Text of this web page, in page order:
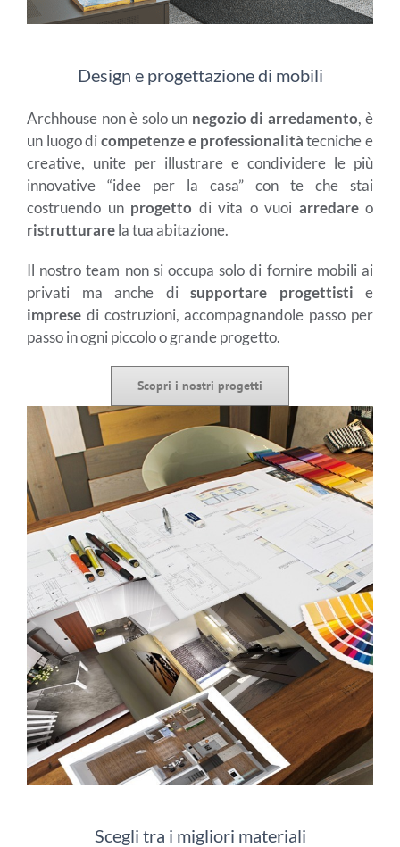
Design e progettazione di mobili
Archhouse non è solo un negozio di arredamento, è
un luogo dicompetenze e professionalitàtecniche e
creative, unite per illustrare e condividere le più
innovative “idee per la casa” con te che stai
costruendo un progetto di vita o vuoi arredareo
ristrutturarela tua abitazione.
Il nostro team non si occupa solo di fornire mobili ai
privati ma anche di supportare progettisti e
imprese di costruzioni, accompagnandole passo per
passo in ogni piccolo o grande progetto.
Scopri i nostri progetti
Scegli tra i migliori materiali